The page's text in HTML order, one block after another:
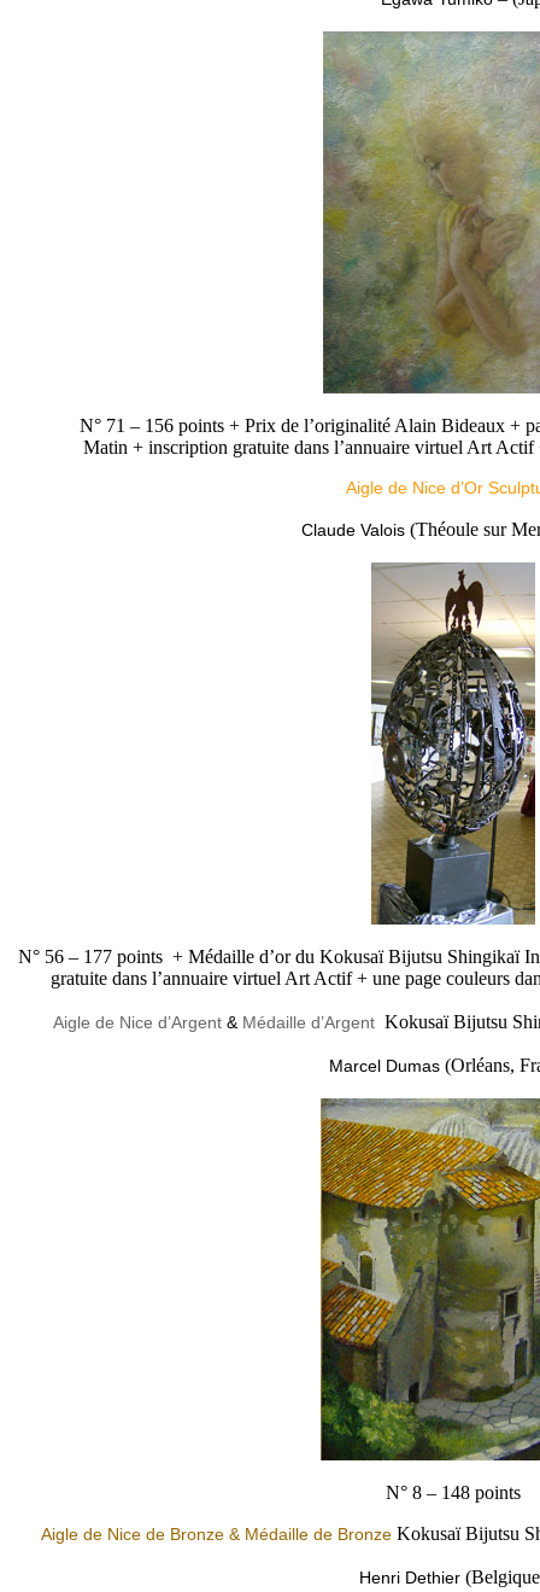
N° 71 – 156 points + Prix de l’originalité Alain Bideaux +
Matin + inscription gratuite dans l’annuaire virtuel Art Actif
Aigle de Nice d’Or
Claude Valois (Théoule sur
N° 56 – 177 points + Médaille d’or du Kokusaï Bijutsu Shingikaï
gratuite dans l’annuaire virtuel Art Actif + une page couleurs
Aigle de Nice d’Argent & Médaille d’Argent Kokusaï Bijutsu
Marcel Dumas (Orléans,
N° 8 – 148 points
Aigle de Nice de Bronze & Médaille de Bronze Kokusaï Bijutsu
Henri Dethier